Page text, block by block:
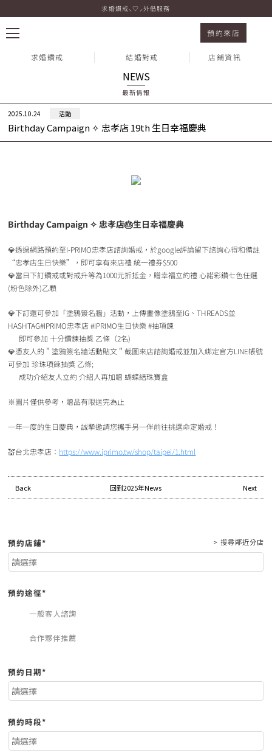
Birthday Campaign ✧ 忠孝店 19th 生日幸福慶
求婚鑽戒⸜♡⸝外借服務
預約來店
求婚鑽戒 結婚對戒 店鋪資訊
熱門搜尋：
NEWS
最新情報
2025.10.24 活動
Birthday Campaign ✧ 忠孝店 19th 生日幸福慶典
Birthday Campaign ✧ 忠孝店🎂生日幸福慶典
💎透過網路預約至I-PRIMO忠孝店諮詢婚戒，於google評論留下諮詢心得和備註
“忠孝店生日快樂”，即可享有來店禮 統一禮券$500
💎當日下訂鑽戒或對戒升等為1000元折抵金，贈幸福立約禮 心諾彩鑽七色任選
(粉色除外)乙顆
💎下訂還可參加「塗鴉簽名牆」活動，上傳畫像塗鴉至IG、THREADS並
HASHTAG#IPRIMO忠孝店 #IPRIMO生日快樂 #抽項鍊
即可參加 十分鑽鍊抽獎 乙條（2名)
💎憑友人的＂塗鴉簽名牆活動貼文＂截圖來店諮詢婚戒並加入綁定官方LINE帳號
可參加 珍珠項鍊抽獎 乙條;
成功介紹友人立約 介紹人再加贈 蝴蝶結珠寶盒
※圖片僅供參考，贈品有限送完為止
一年一度的生日慶典，誠摯邀請您攜手另一伴前往挑選命定婚戒！
💒台北忠孝店： https://www.iprimo.tw/shop/taipei/1.html
Back 回到2025年News Next
預約店鋪* > 搜尋鄰近分店
預約途徑*
一般客人諮詢
合作夥伴推薦
預約日期*
預約時段*